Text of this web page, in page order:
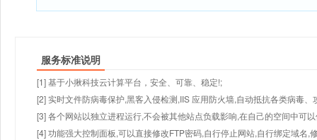
服务标准说明
[1] 基于小揪科技云计算平台，安全、可靠、稳定!;
[2] 实时文件防病毒保护,黑客入侵检测,IIS 应用防火墙,自动抵抗各类病毒、
[3] 各个网站以独立进程运行,不会被其他站点负载影响,在自己的空间中可
[4] 功能强大控制面板,可以直接修改FTP密码,自行停止网站,自行绑定域名,